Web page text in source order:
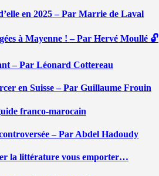
en 2025 – Par Marrie de Laval
à Mayenne ! – Par Hervé Moullé 🔓
– Par Léonard Cottereau
en Suisse – Par Guillaume Frouin
franco-marocain
– Par Abdel Hadoudy
la littérature vous emporter…